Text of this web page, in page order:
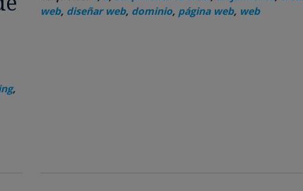
,
web, diseñar web, dominio, página web, web